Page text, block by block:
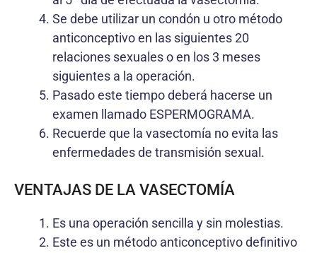
Se debe utilizar un condón u otro método
anticonceptivo en las siguientes 20
relaciones sexuales o en los 3 meses
siguientes a la operación.
Pasado este tiempo deberá hacerse un
examen llamado ESPERMOGRAMA.
Recuerde que la vasectomía no evita las
enfermedades de transmisión sexual.
VENTAJAS DE LA VASECTOMÍA
Es una operación sencilla y sin molestias.
Este es un método anticonceptivo definitivo